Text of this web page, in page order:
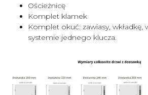
Ościeżnicę
Komplet klamek
Komplet okuć: zawiasy, wkładkę,
systemie jednego klucza.